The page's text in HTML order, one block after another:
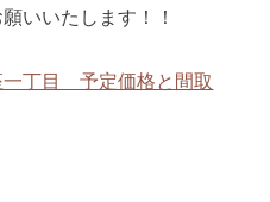
いいたします！！
一丁目 予定価格と間取